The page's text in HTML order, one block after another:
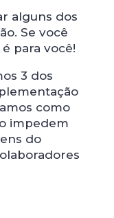
alguns dos
Se você
para você!
3 dos
como
impedem
do